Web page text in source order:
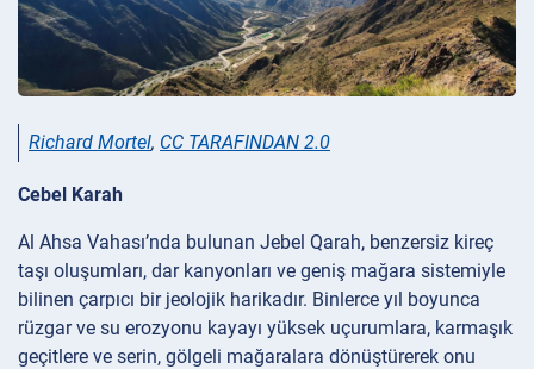
Richard Mortel, CC TARAFINDAN 2.0
Cebel Karah
Al Ahsa Vahası’nda bulunan Jebel Qarah, benzersiz kireç
taşı oluşumları, dar kanyonları ve geniş mağara sistemiyle
bilinen çarpıcı bir jeolojik harikadır. Binlerce yıl boyunca
rüzgar ve su erozyonu kayayı yüksek uçurumlara, karmaşık
geçitlere ve serin, gölgeli mağaralara dönüştürerek onu